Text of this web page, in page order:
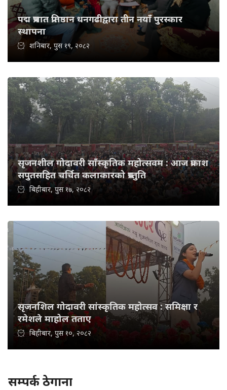
पद्म प्रभात प्रतिष्ठान धनगढीद्वारा तीन नयाँ पुरस्कार
स्थापना
शनिबार, पुस १९, २०८२
सृजनशील गोदावरी साँस्कृतिक महोत्सवम : आज प्रकाश
सपुतसहित चर्चित कलाकारको प्रस्तुति
बिहीबार, पुस १७, २०८२
सृजनशिल गोदावरी सांस्कृतिक महोत्सव : समिक्षा र
रमेशले माहोल तताए
बिहीबार, पुस १०, २०८२
सम्पर्क ठेगाना